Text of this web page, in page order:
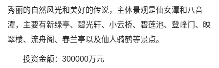
秀丽的自然风光和美好的传说，主体景观是仙女潭和八音
潭，主要有新绿亭、碧光轩、小云桥、碧莲池、登峰门、映
翠楼、流舟阁、春兰亭以及仙人骑鹤等景点。
投资金额：300000万元